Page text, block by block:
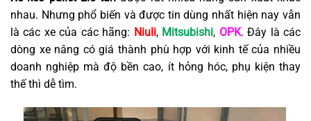
nhau. Nhưng phổ biến và được tin dùng nhất hiện nay vẫn
là các xe của các hãng: Niuli, Mitsubishi, OPK. Đây là các
dòng xe nâng có giá thành phù hợp với kinh tế của nhiều
doanh nghiệp mà độ bền cao, ít hỏng hóc, phụ kiện thay
thế thì dễ tìm.